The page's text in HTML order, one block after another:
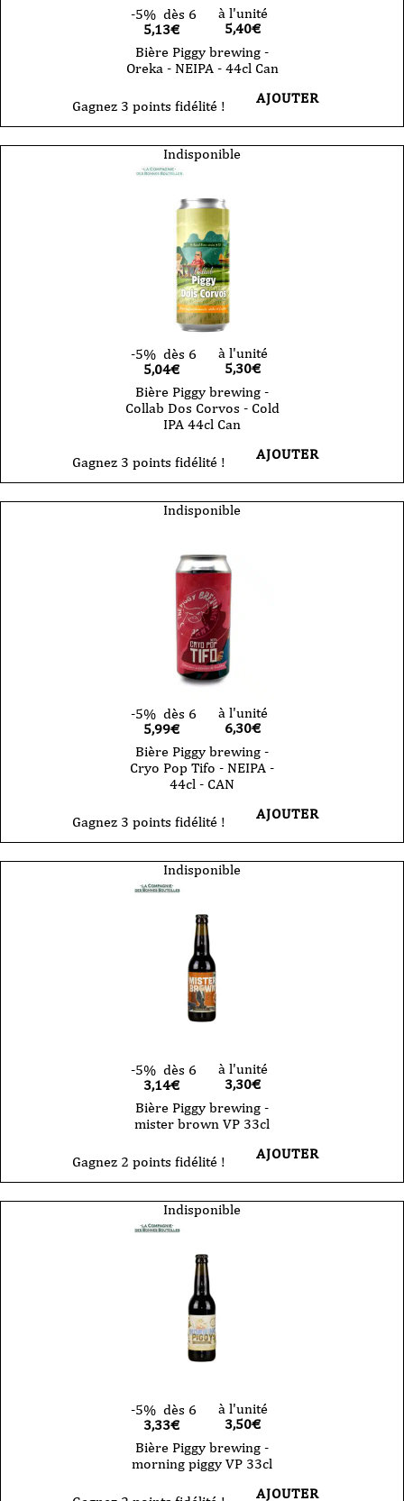
-5% dès 6
5,13€
à l'unité
5,40€
Bière Piggy brewing -
Oreka - NEIPA - 44cl Can
Gagnez 3 points fidélité ! AJOUTER
Indisponible
-5% dès 6
5,04€
à l'unité
5,30€
Bière Piggy brewing -
Collab Dos Corvos - Cold
IPA 44cl Can
Gagnez 3 points fidélité ! AJOUTER
Indisponible
-5% dès 6
5,99€
à l'unité
6,30€
Bière Piggy brewing -
Cryo Pop Tifo - NEIPA -
44cl - CAN
Gagnez 3 points fidélité ! AJOUTER
Indisponible
-5% dès 6
3,14€
à l'unité
3,30€
Bière Piggy brewing -
mister brown VP 33cl
Gagnez 2 points fidélité ! AJOUTER
Indisponible
-5% dès 6
3,33€
à l'unité
3,50€
Bière Piggy brewing -
morning piggy VP 33cl
AJOUTER